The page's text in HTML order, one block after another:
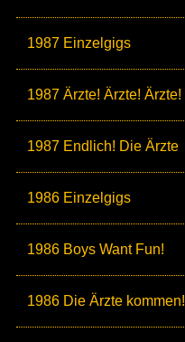
1987 Einzelgigs
1987 Ärzte! Ärzte! Ärzte!
1987 Endlich! Die Ärzte
1986 Einzelgigs
1986 Boys Want Fun!
1986 Die Ärzte kommen!